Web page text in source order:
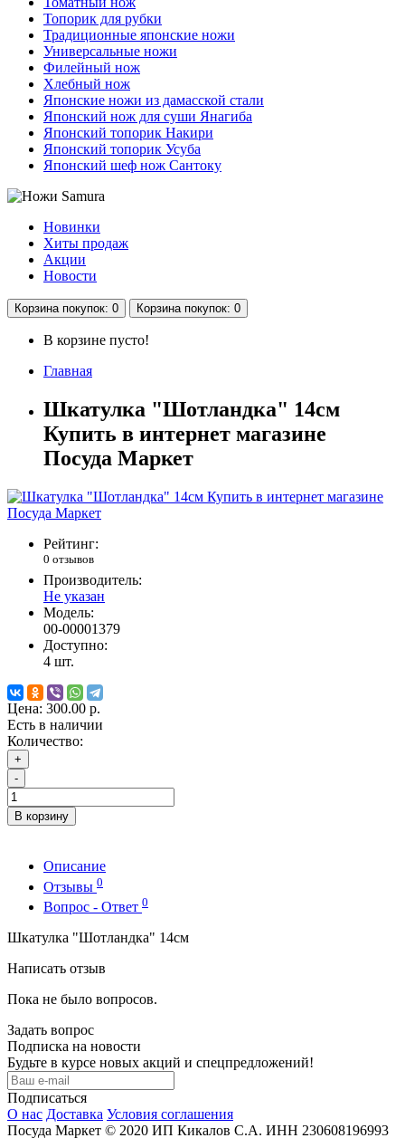
Топорик для рубки
Традиционные японские ножи
Универсальные ножи
Филейный нож
Хлебный нож
Японские ножи из дамасской стали
Японский нож для суши Янагиба
Японский топорик Накири
Японский топорик Усуба
Японский шеф нож Сантоку
Новинки
Хиты продаж
Акции
Новости
Корзинапокупок: 0 Корзинапокупок: 0
В корзине пусто!
Главная
Шкатулка "Шотландка" 14см
Купить в интернет магазине
Посуда Маркет
Рейтинг:
0 отзывов
Производитель:
Не указан
Модель:
00-00001379
Доступно:
4 шт.
Цена: 300.00 р.
Есть в наличии
Количество:
+
-
В корзину
Описание
Отзывы 0
Вопрос - Ответ 0
Шкатулка "Шотландка" 14см
Написать отзыв
Пока не было вопросов.
Задать вопрос
Подписка на новости
Будьте в курсе новых акций и спецпредложений!
Подписаться
О нас Доставка Условия соглашения
Посуда Маркет © 2020 ИП Кикалов С.А. ИНН 230608196993